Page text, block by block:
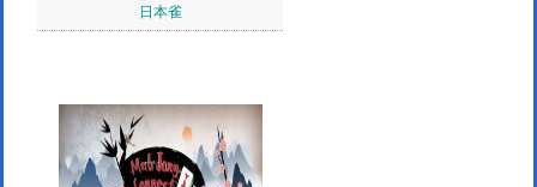
日本雀